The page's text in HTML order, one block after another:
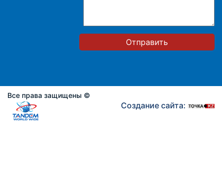
Отправить
Все права защищены ©
Создание сайта: